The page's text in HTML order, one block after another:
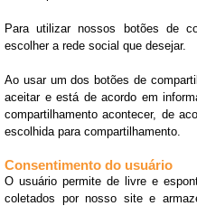
Para utilizar nossos botões de
escolher a rede social que desejar.
Ao usar um dos botões de
aceitar e está de acordo em
compartilhamento acontecer, de
escolhida para compartilhamento.
Consentimento do usuário
O usuário permite de livre e
coletados por nosso site e